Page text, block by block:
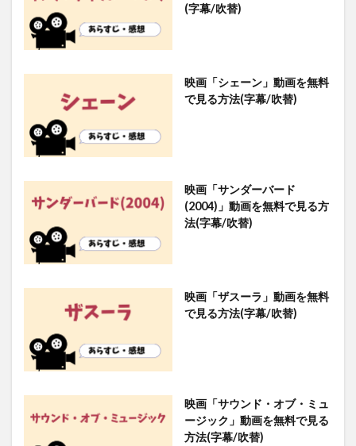
(字幕/吹替)
映画「シェーン」動画を無料
で見る方法(字幕/吹替)
映画「サンダーバード
(2004)」動画を無料で見る方
法(字幕/吹替)
映画「ザスーラ」動画を無料
で見る方法(字幕/吹替)
映画「サウンド・オブ・ミュ
ージック」動画を無料で見る
方法(字幕/吹替)